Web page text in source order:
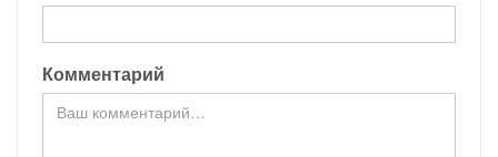
Комментарий